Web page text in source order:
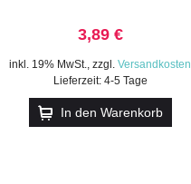
3,89 €
inkl. 19% MwSt.,zzgl.Versandkosten
Lieferzeit: 4-5 Tage
In den Warenkorb